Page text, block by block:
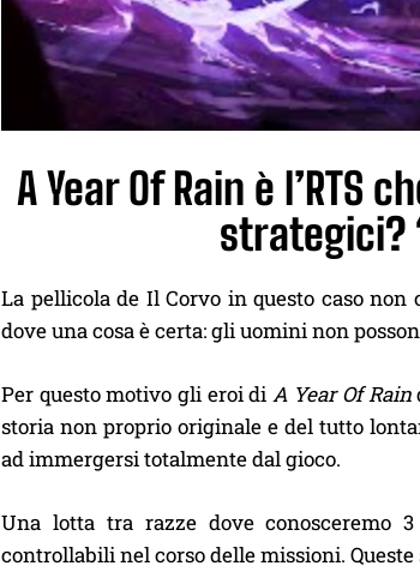
A Year Of Rain è
strategici?
La pellicola de Il Corvo in questo caso
dove una cosa è certa: gli uomini non
Per questo motivo gli eroi di A Year Of Rain
storia non proprio originale e del tutto
ad immergersi totalmente dal gioco.
Una lotta tra razze dove conosceremo
controllabili nel corso delle missioni. Queste